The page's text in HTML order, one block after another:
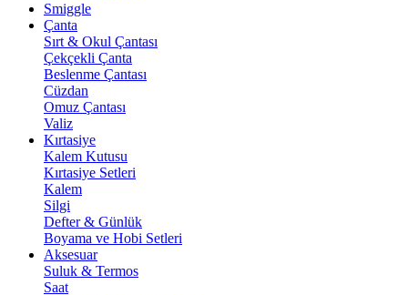
Smiggle
Çanta
Sırt & Okul Çantası
Çekçekli Çanta
Beslenme Çantası
Cüzdan
Omuz Çantası
Valiz
Kırtasiye
Kalem Kutusu
Kırtasiye Setleri
Kalem
Silgi
Defter & Günlük
Boyama ve Hobi Setleri
Aksesuar
Suluk & Termos
Saat